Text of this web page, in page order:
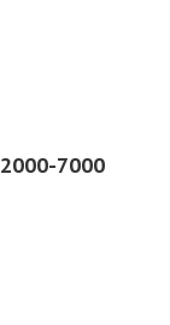
2000-7000